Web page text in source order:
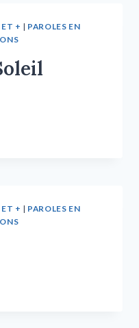
+ | PAROLES EN
+ | PAROLES EN